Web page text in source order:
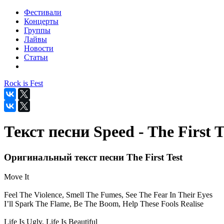
Фестивали
Концерты
Группы
Лайвы
Новости
Статьи
Rock is Fest
Текст песни Speed - The First
Оригинальный текст песни The First Test
Move It
Feel The Violence, Smell The Fumes, See The Fear In Their Eyes
I’ll Spark The Flame, Be The Boom, Help These Fools Realise
Life Is Ugly, Life Is Beautiful